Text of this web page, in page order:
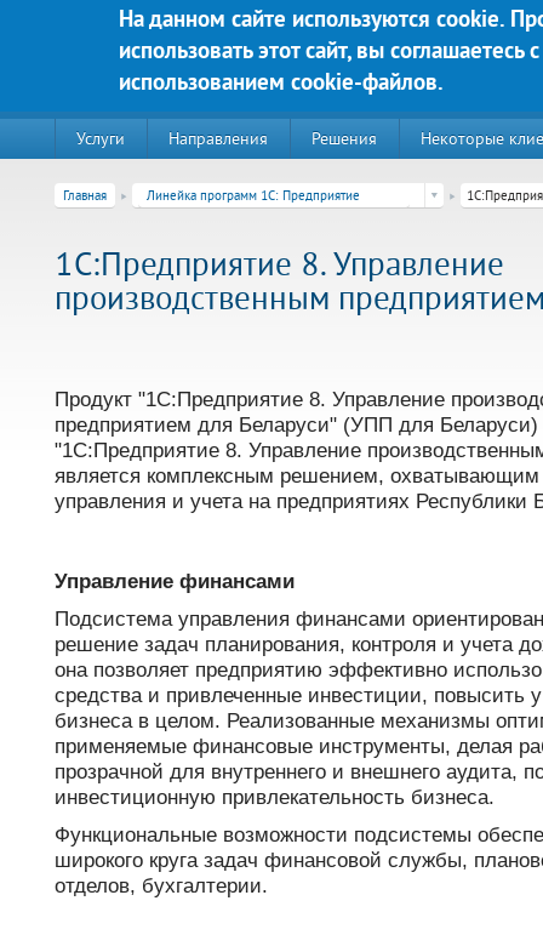
На данном сайте используются cookie.
использовать этот сайт, вы соглашаетесь с
использованием cookie-файлов.
Перейти к основному содержанию
220020, г. Минск, пр-т Победителей д. 89, корп. 3, этаж 5,
Контакты:
Техническая поддержка:
Приемная
+375 (44) 555-10-92
contact@bs-solutions.by
Бухгалтерия
+375 (44) 555-39-05
buh@bs-solutions.by
Яркие решения для Вашего
Услуги Направления Решения Некоторые
Главная Линейка программ 1С: Предприятие
1С:Предприятие 8. Управление
производственным
Продукт "1С:Предприятие 8. Управление
предприятием для Беларуси" (УПП для Беларуси)
"1С:Предприятие 8. Управление
является комплексным решением, охватывающим
управления и учета на предприятиях Республики
Управление финансами
Подсистема управления финансами
решение задач планирования, контроля и учета
она позволяет предприятию эффективно
средства и привлеченные инвестиции, повысить
бизнеса в целом. Реализованные механизмы
применяемые финансовые инструменты, делая
прозрачной для внутреннего и внешнего аудита,
инвестиционную привлекательность бизнеса.
Функциональные возможности подсистемы
широкого круга задач финансовой службы,
отделов, бухгалтерии.